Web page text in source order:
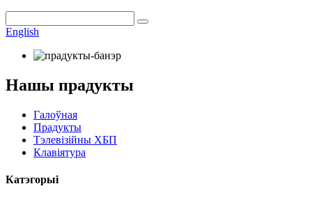
English
Нашы прадукты
Галоўная
Прадукты
Тэлевізійны ХБП
Клавіятура
Катэгорыі